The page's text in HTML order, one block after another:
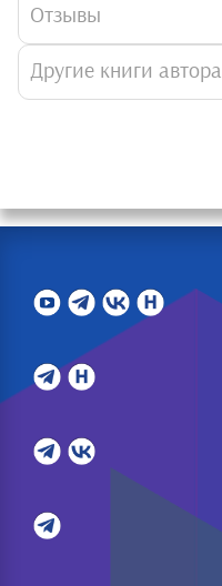
Отзывы
Другие книги автора